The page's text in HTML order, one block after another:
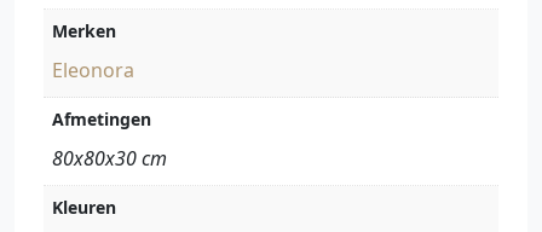
Merken
Eleonora
Afmetingen
80x80x30 cm
Kleuren